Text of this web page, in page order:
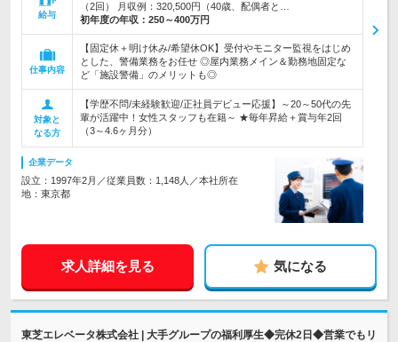
給与
（2回） 月収例：320,500円（40歳、配偶者と…
初年度の年収： 250～400万円
仕事内容
【固定休＋明け休み/希望休OK】受付やモニター監視をはじめ
とした、警備業務をお任せ ◎屋内業務メイン＆勤務地固定な
ど「施設警備」のメリットも◎
対象と
なる方
【学歴不問/未経験歓迎/正社員デビュー応援】～20～50代の先
輩が活躍中！女性スタッフも在籍～ ★毎年昇給＋賞与年2回
（3～4.6ヶ月分）
企業データ
設立：1997年2月／従業員数：1,148人／本社所在
地：東京都
求人詳細を見る 気になる
東芝エレベータ株式会社 | 大手グループの福利厚生◆完休2日◆営業でもリ